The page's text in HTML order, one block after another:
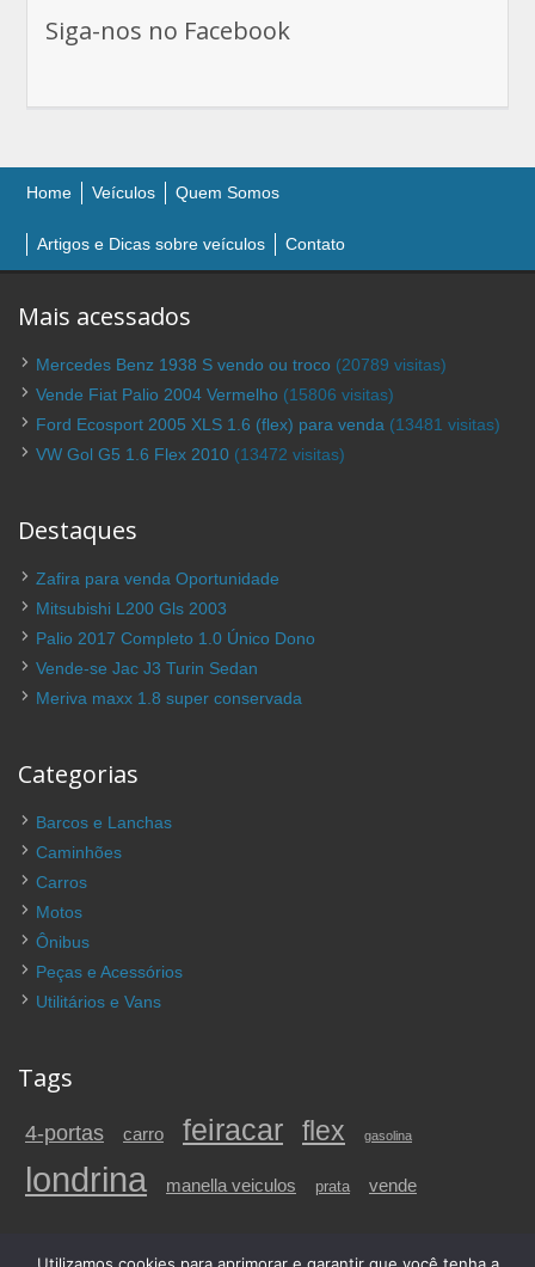
Siga-nos no Facebook
Home Veículos Quem Somos
Artigos e Dicas sobre veículos Contato
Mais acessados
Mercedes Benz 1938 S vendo ou troco (20789 visitas)
Vende Fiat Palio 2004 Vermelho (15806 visitas)
Ford Ecosport 2005 XLS 1.6 (flex) para venda (13481 visitas)
VW Gol G5 1.6 Flex 2010 (13472 visitas)
Destaques
Zafira para venda Oportunidade
Mitsubishi L200 Gls 2003
Palio 2017 Completo 1.0 Único Dono
Vende-se Jac J3 Turin Sedan
Meriva maxx 1.8 super conservada
Categorias
Barcos e Lanchas
Caminhões
Carros
Motos
Ônibus
Peças e Acessórios
Utilitários e Vans
Tags
4-portas carro feiracar flex gasolina
londrina manella veiculos prata vende